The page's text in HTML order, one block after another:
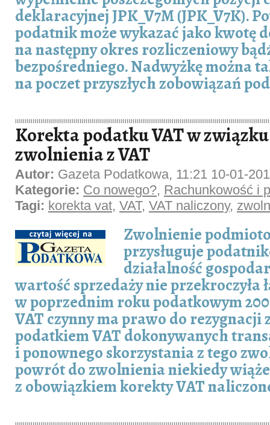
deklaracyjnej JPK_V7M (JPK_V7K).
podatnik może wykazać jako kwotę
na następny okres rozliczeniowy
bezpośredniego. Nadwyżkę można
na poczet przyszłych zobowiązań
Korekta podatku VAT w
zwolnienia z VAT
Autor: Gazeta Podatkowa, 11:21 10-01-
Kategorie: Co nowego?, Rachunkowość i
Tagi: korekta vat, VAT, VAT naliczony,
Zwolnienie
przysługuje
działalność
wartość sprzedaży nie przekroczyła
w poprzednim roku podatkowym
VAT czynny ma prawo do rezygnacji
podatkiem VAT dokonywanych
i ponownego skorzystania z tego
powrót do zwolnienia niekiedy
z obowiązkiem korekty VAT